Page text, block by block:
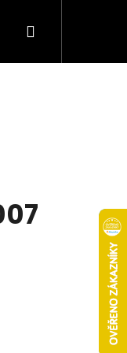
týdneNákupní